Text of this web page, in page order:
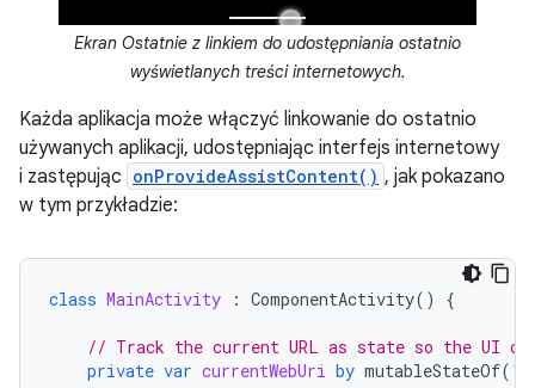
Ekran Ostatnie z linkiem do udostępniania ostatnio
wyświetlanych treści internetowych.
Każda aplikacja może włączyć linkowanie do ostatnio
używanych aplikacji, udostępniając interfejs internetowy
i zastępując onProvideAssistContent() , jak pokazano
w tym przykładzie:
class MainActivity : ComponentActivity() {
// Track the current URL as state so the UI
private var currentWebUri by mutableStateOf(